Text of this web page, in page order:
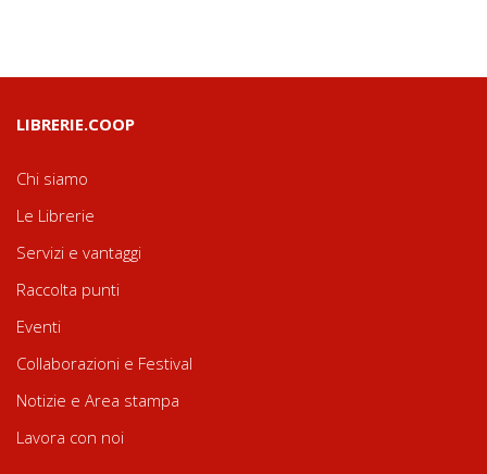
LIBRERIE.COOP
Chi siamo
Le Librerie
Servizi e vantaggi
Raccolta punti
Eventi
Collaborazioni e Festival
Notizie e Area stampa
Lavora con noi